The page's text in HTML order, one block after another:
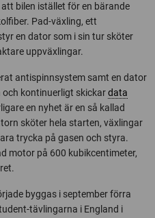
bilen istället för en bärande
Pad-växling, ett
en dator som i sin tur sköter
uppväxlingar.
antispinnsystem samt en dator
och kontinuerligt skickardata
en nyhet är en så kallad
sköter hela starten, växlingar
trycka på gasen och styra.
motor på 600 kubikcentimeter,
byggas i september förra
tävlingarna i England i